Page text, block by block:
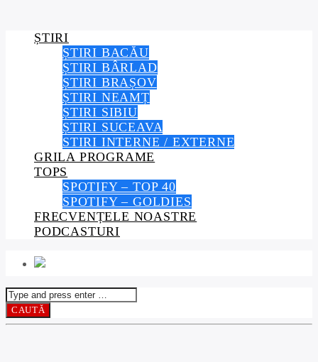
ȘTIRI
ȘTIRI BACĂU
ȘTIRI BÂRLAD
ȘTIRI BRAȘOV
ȘTIRI NEAMȚ
ȘTIRI SIBIU
ȘTIRI SUCEAVA
STIRI INTERNE / EXTERNE
GRILA PROGRAME
TOPS
SPOTIFY – TOP 40
SPOTIFY – GOLDIES
FRECVENȚELE NOASTRE
PODCASTURI